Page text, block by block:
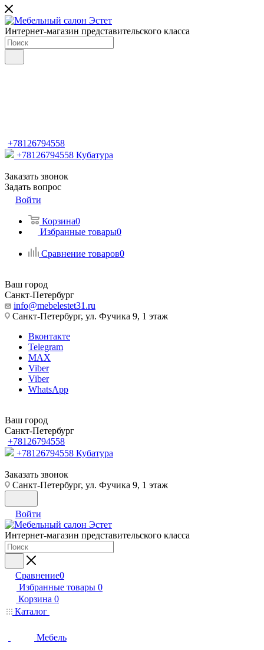
Интернет-магазин представительского класса
+78126794558
+78126794558 Кубатура
Заказать звонок
Задать вопрос
Войти
Корзина0
Избранные товары0
Сравнение товаров0
Ваш город
Санкт-Петербург
info@mebelestet31.ru
Санкт-Петербург, ул. Фучика 9, 1 этаж
Вконтакте
Telegram
MAX
Viber
Viber
WhatsApp
Ваш город
Санкт-Петербург
+78126794558
+78126794558 Кубатура
Заказать звонок
Санкт-Петербург, ул. Фучика 9, 1 этаж
Войти
Интернет-магазин представительского класса
Сравнение0
Избранные товары 0
Корзина 0
Каталог
Мебель